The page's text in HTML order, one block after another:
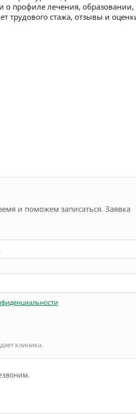
о профиле лечения, образовании,
трудового стажа, отзывы и
и поможем записаться. Заявка
клиника.